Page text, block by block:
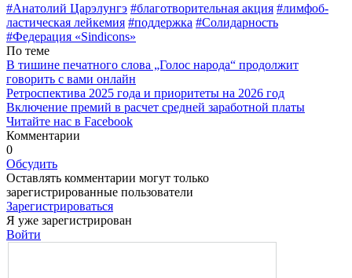
#Анатолий Царэлунгэ #благотворительная акция #лимфоб­
ластическая лейкемия #поддержка #Солидарность
#Федерация «Sindicons»
По теме
В тишине печатного слова „Голос народа“ продолжит
говорить с вами онлайн
Ретроспектива 2025 года и приоритеты на 2026 год
Включение премий в расчет средней заработной платы
Читайте нас в Facebook
Комментарии
0
Обсудить
Оставлять комментарии могут только
зарегистрированные пользователи
Зарегистрироваться
Я уже зарегистрирован
Войти